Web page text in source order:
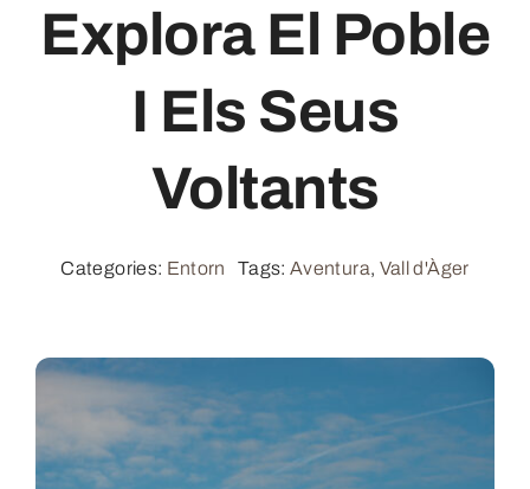
Notícies
Explora El Poble
I Els Seus
Voltants
Categories: Entorn Tags:Aventura, Vall d'Àger